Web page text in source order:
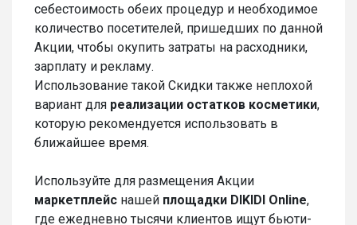
себестоимость обеих процедур и необходимое
количество посетителей, пришедших по данной
Акции, чтобы окупить затраты на расходники,
зарплату и рекламу.
Использование такой Скидки также неплохой
вариант для реализации остатков косметики,
которую рекомендуется использовать в
ближайшее время.
Используйте для размещения Акции
маркетплейс нашей площадки DIKIDI Online,
где ежедневно тысячи клиентов ищут бьюти-